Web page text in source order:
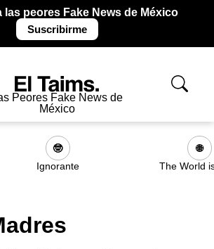
las peores Fake News de México
Suscribirme
Peores Fake News de
México
🤓
Ignorante
🌐
The World